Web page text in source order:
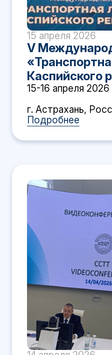
15 апреля 2026
V
Каспийского
15-16 апреля 2026
г. Астрахань,
Подробнее